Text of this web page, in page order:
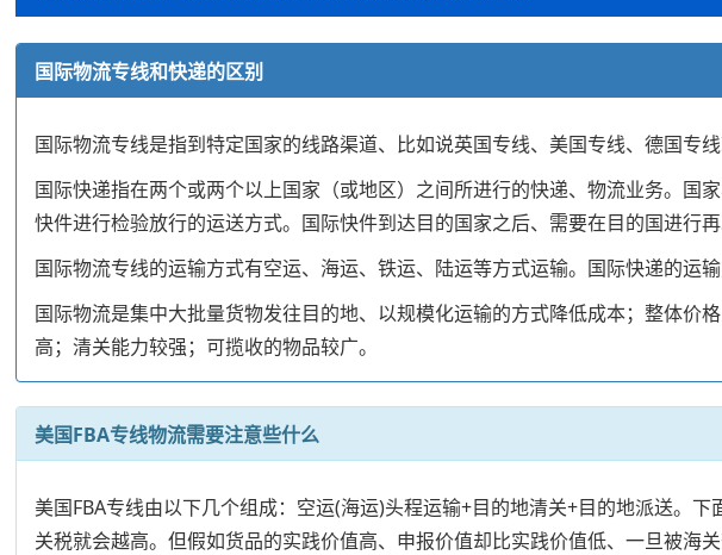
国际物流专线和快递的区别
国际物流专线是指到特定国家的线路渠道、比如说英国专线、美国专线、德国专线
国际快递指在两个或两个以上国家（或地区）之间所进行的快递、物流业务。
快件进行检验放行的运送方式。国际快件到达目的国家之后、需要在目的国进行
国际物流专线的运输方式有空运、海运、铁运、陆运等方式运输。国际快递的运
国际物流是集中大批量货物发往目的地、以规模化运输的方式降低成本；整体
高；清关能力较强；可揽收的物品较广。
美国FBA专线物流需要注意些什么
美国FBA专线由以下几个组成：空运(海运)头程运输+目的地清关+目的地派送。
关税就会越高。但假如货品的实践价值高、申报价值却比实践价值低、一旦被海